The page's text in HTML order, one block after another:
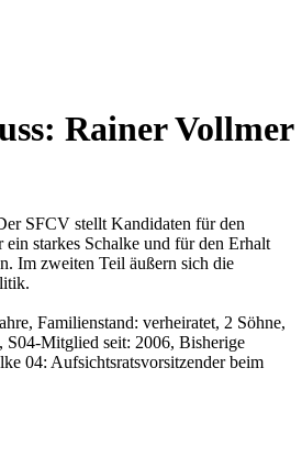
Rainer Vollmer
SFCV stellt Kandidaten für den
ein starkes Schalke und für den Erhalt
Im zweiten Teil äußern sich die
Familienstand: verheiratet, 2 Söhne,
Mitglied seit: 2006, Bisherige
04: Aufsichtsratsvorsitzender beim